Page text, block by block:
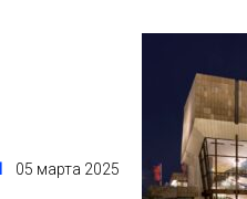
05 марта 2025